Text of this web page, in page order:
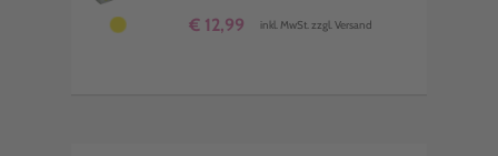
€ 12,99 inkl. MwSt. zzgl. Versand